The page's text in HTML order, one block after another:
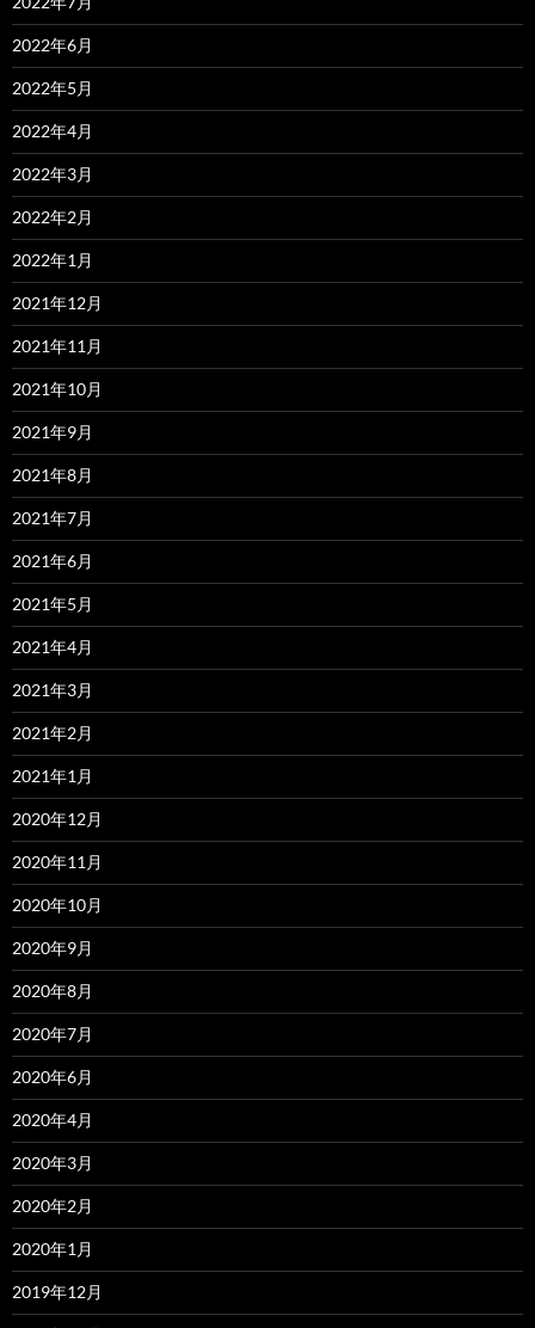
2022年6月
2022年5月
2022年4月
2022年3月
2022年2月
2022年1月
2021年12月
2021年11月
2021年10月
2021年9月
2021年8月
2021年7月
2021年6月
2021年5月
2021年4月
2021年3月
2021年2月
2021年1月
2020年12月
2020年11月
2020年10月
2020年9月
2020年8月
2020年7月
2020年6月
2020年4月
2020年3月
2020年2月
2020年1月
2019年12月